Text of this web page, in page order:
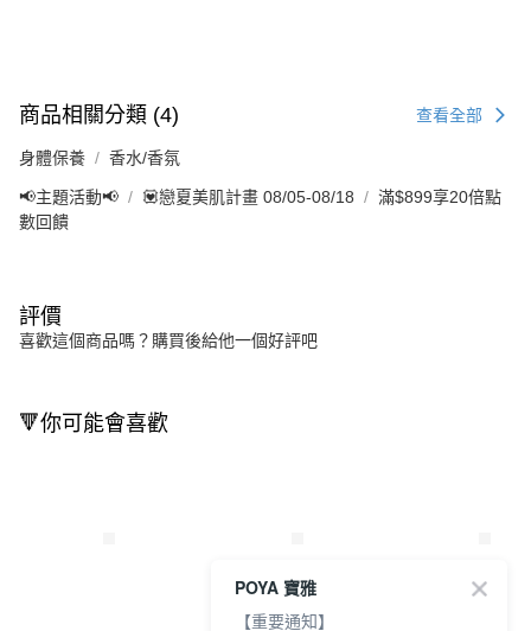
商品相關分類 (4) 查看全部
身體保養 香水/香氛
📢主題活動📢 💟戀夏美肌計畫 08/05-08/18
滿$899享20倍點
數回饋
評價
喜歡這個商品嗎？購買後給他一個好評吧
🔻你可能會喜歡
POYA 寶雅
【重要通知】